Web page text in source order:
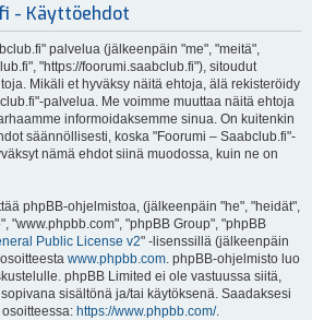
- Käyttöehdot
palvelua (jälkeenpäin "me", "meitä",
"https://foorumi.saabclub.fi"), sitoudut
Mikäli et hyväksy näitä ehtoja, älä rekisteröidy
palvelua. Me voimme muuttaa näitä ehtoja
informoidaksemme sinua. On kuitenkin
säännöllisesti, koska "Foorumi – Saabclub.fi"-
nämä ehdot siinä muodossa, kuin ne on
phpBB-ohjelmistoa, (jälkeenpäin "he", "heidät",
"www.phpbb.com", "phpBB Group", "phpBB
Public License v2" -lisenssillä (jälkeenpäin
www.phpbb.com. phpBB-ohjelmisto luo
phpBB Limited ei ole vastuussa siitä,
sisältönä ja/tai käytöksenä. Saadaksesi
https://www.phpbb.com/.